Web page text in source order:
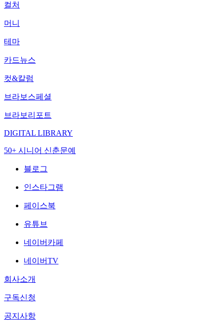
컬처
머니
테마
카드뉴스
컷&칼럼
브라보스페셜
브라보리포트
DIGITAL LIBRARY
50+ 시니어 신춘문예
블로그
인스타그램
페이스북
유튜브
네이버카페
네이버TV
회사소개
구독신청
공지사항